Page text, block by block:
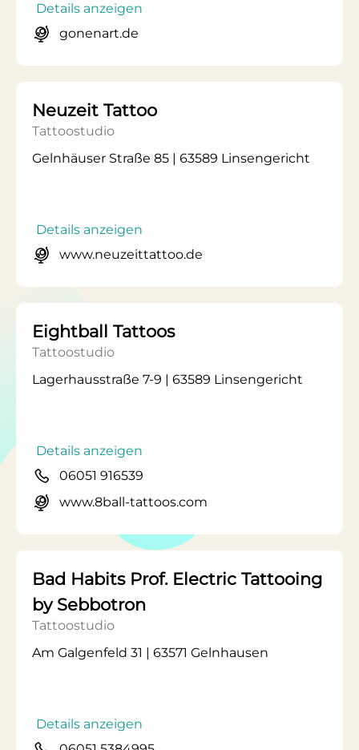
Details anzeigen
gonenart.de
Neuzeit Tattoo
Tattoostudio
Gelnhäuser Straße 85 | 63589 Linsengericht
Details anzeigen
www.neuzeittattoo.de
Eightball Tattoos
Tattoostudio
Lagerhausstraße 7-9 | 63589 Linsengericht
Details anzeigen
06051 916539
www.8ball-tattoos.com
Bad Habits Prof. Electric Tattooing
by Sebbotron
Tattoostudio
Am Galgenfeld 31 | 63571 Gelnhausen
Details anzeigen